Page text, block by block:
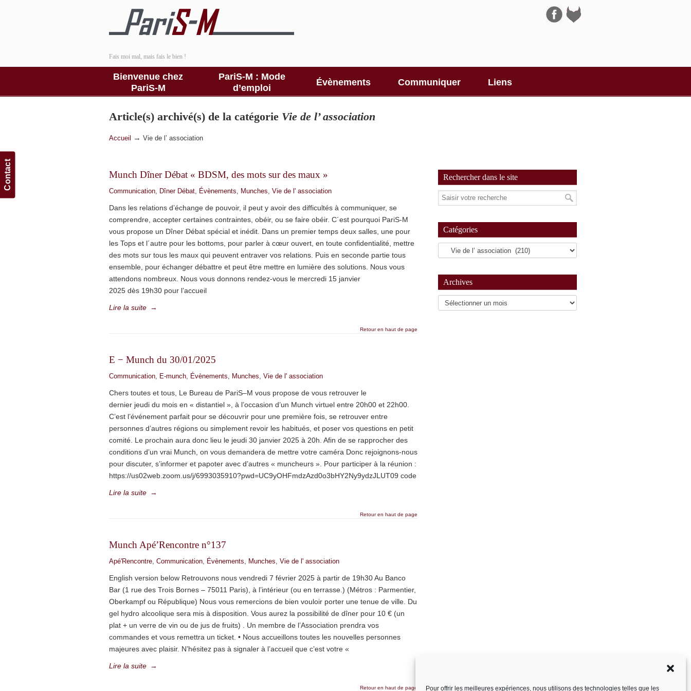
Pour offrir les meilleures expériences, nous utilisons des technologies telles que les
Contact
Fais moi mal, mais fais le bien !
Bienvenue chez
PariS-M
PariS-M : Mode
d’emploi
Évènements Communiquer Liens
Navigation
Article(s) archivé(s) de la catégorie Vie de l’ association
Accueil → Vie de l’ association
Munch Dîner Débat « BDSM, des mots sur des maux »
Communication, Dîner Débat, Évènements, Munches, Vie de l' association
Dans les relations d’échange de pouvoir, il peut y avoir des difficultés à communiquer, se
comprendre, accepter certaines contraintes, obéir, ou se faire obéir. C´est pourquoi PariS-M
vous propose un Dîner Débat spécial et inédit. Dans un premier temps deux salles, une pour
les Tops et l´autre pour les bottoms, pour parler à cœur ouvert, en toute confidentialité, mettre
des mots sur tous les maux qui peuvent entraver vos relations. Puis en seconde partie tous
ensemble, pour échanger débattre et peut être mettre en lumière des solutions. Nous vous
attendons nombreux. Nous vous donnons rendez-vous le mercredi 15 janvier
2025 dès 19h30 pour l’accueil
Lire la suite →
Retour en haut de page
E − Munch du 30/01/2025
Communication, E-munch, Évènements, Munches, Vie de l' association
Chers toutes et tous, Le Bureau de PariS–M vous propose de vous retrouver le
dernier jeudi du mois en « distantiel », à l’occasion d’un Munch virtuel entre 20h00 et 22h00.
C’est l’événement parfait pour se découvrir pour une première fois, se retrouver entre
personnes d’autres régions ou simplement revoir les habitués, et poser vos questions en petit
comité. Le prochain aura donc lieu le jeudi 30 janvier 2025 à 20h. Afin de se rapprocher des
conditions d’un vrai Munch, on vous demandera de mettre votre caméra Donc rejoignons-nous
pour discuter, s’informer et papoter avec d’autres « muncheurs ». Pour participer à la réunion :
https://us02web.zoom.us/j/6993035910?pwd=UC9yOHFmdzAzd0o3bHY2Ny9ydzJLUT09 code
Lire la suite →
Retour en haut de page
Munch Apé’Rencontre n°137
Apé'Rencontre, Communication, Évènements, Munches, Vie de l' association
English version below Retrouvons nous vendredi 7 février 2025 à partir de 19h30 Au Banco
Bar (1 rue des Trois Bornes – 75011 Paris), à l’intérieur (ou en terrasse.) (Métros : Parmentier,
Oberkampf ou République) Nous vous remercions de bien vouloir porter une tenue de ville. Du
gel hydro alcoolique sera mis à disposition. Vous aurez la possibilité de dîner pour 10 € (un
plat + un verre de vin ou de jus de fruits) . Un membre de l’Association prendra vos
commandes et vous remettra un ticket. • Nous accueillons toutes les nouvelles personnes
majeures avec plaisir. N’hésitez pas à signaler à l’accueil que c’est votre «
Lire la suite →
Retour en haut de page
Rechercher dans le site
Catégories
Archives
Archives